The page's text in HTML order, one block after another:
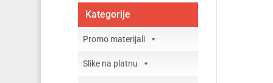
Kategorije
Promo materijali
Slike na platnu